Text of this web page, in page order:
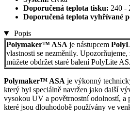
Doporučená teplota tisku: 240 -
Doporučená teplota vyhřívané
Popis
Polymaker™ ASA je nástupcem
vlastnosti se nezměnily. Upozorňujeme,
můžete obdržet staré balení PolyLite
Polymaker™ ASA je výkonný
který byl speciálně navržen jako další
vysokou UV a povětrnostní odolností, a
které jsou dlouhodobě používány ve